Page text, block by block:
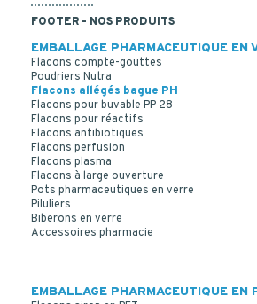
FOOTER - NOS PRODUITS
EMBALLAGE PHARMACEUTIQUE EN
Flacons compte-gouttes
Poudriers Nutra
Flacons allégés bague PH
Flacons pour buvable PP 28
Flacons pour réactifs
Flacons antibiotiques
Flacons perfusion
Flacons plasma
Flacons à large ouverture
Pots pharmaceutiques en verre
Piluliers
Biberons en verre
Accessoires pharmacie
EMBALLAGE PHARMACEUTIQUE EN